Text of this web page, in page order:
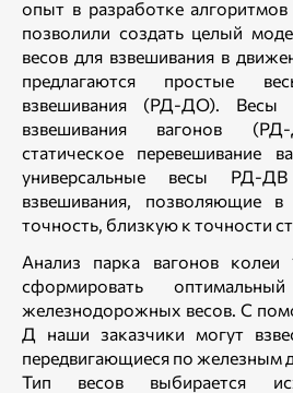
опыт в разработке
позволили создать целый
весов для взвешивания в
предлагаются простые
взвешивания (РД-ДО). Весы
взвешивания вагонов
статическое перевешивание
универсальные весы РД-
взвешивания, позволяющие
точность, близкую к точности
Анализ парка вагонов
сформировать
железнодорожных весов. С
Д наши заказчики могут
передвигающиеся по железным
Тип весов выбирается